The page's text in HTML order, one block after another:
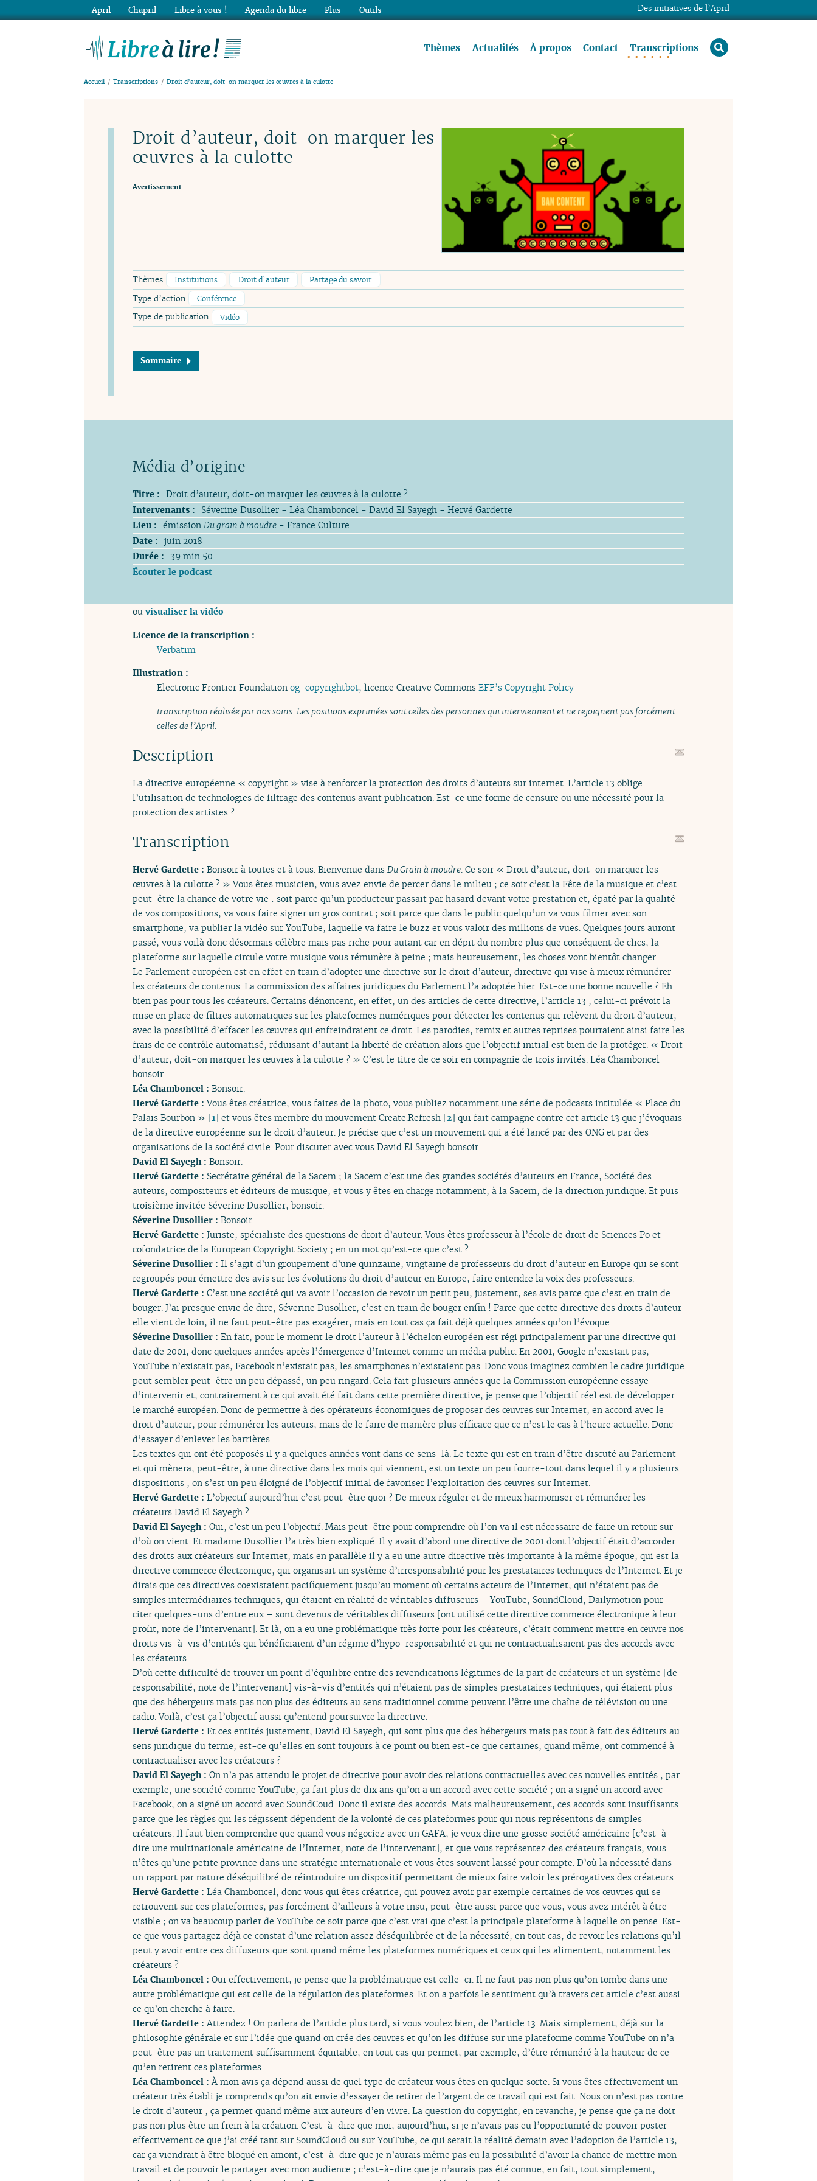
Thèmes Actualités À propos Contact Transcriptions rechercher
Accueil Transcriptions Droit d’auteur, doit-on marquer les œuvres à la culotte
Droit d’auteur, doit-on marquer les
œuvres à la culotte
Avertissement
Thèmes Institutions Droit d’auteur Partage du savoir
Type d’action Conférence
Type de publication Vidéo
Sommaire
Titre : Droit d’auteur, doit-on marquer les œuvres à la culotte ?
Intervenants :
Séverine Dusollier - Léa Chamboncel - David El Sayegh - Hervé Gardette
Lieu : émission Du grain à moudre - France Culture
Date : juin 2018
Durée :
39 min 50
Écouter le podcast
ouvisualiser la vidéo
Licence de la transcription :
Verbatim
Illustration :
Electronic Frontier Foundation og-copyrightbot, licence Creative Commons EFF’s Copyright Policy
transcription réalisée par nos soins. Les positions exprimées sont celles des personnes qui interviennent et ne rejoignent pas forcément
celles de l’April.
Description
La directive européenne « copyright » vise à renforcer la protection des droits d’auteurs sur internet. L’article 13 oblige
l’utilisation de technologies de filtrage des contenus avant publication. Est-ce une forme de censure ou une nécessité pour la
protection des artistes ?
Transcription
Hervé Gardette : Bonsoir à toutes et à tous. Bienvenue dans Du Grain à moudre. Ce soir « Droit d’auteur, doit-on marquer les
œuvres à la culotte ? » Vous êtes musicien, vous avez envie de percer dans le milieu ; ce soir c’est la Fête de la musique et c’est
peut-être la chance de votre vie : soit parce qu’un producteur passait par hasard devant votre prestation et, épaté par la qualité
de vos compositions, va vous faire signer un gros contrat ; soit parce que dans le public quelqu’un va vous filmer avec son
smartphone, va publier la vidéo sur YouTube, laquelle va faire le buzz et vous valoir des millions de vues. Quelques jours auront
passé, vous voilà donc désormais célèbre mais pas riche pour autant car en dépit du nombre plus que conséquent de clics, la
plateforme sur laquelle circule votre musique vous rémunère à peine ; mais heureusement, les choses vont bientôt changer.
Le Parlement européen est en effet en train d’adopter une directive sur le droit d’auteur, directive qui vise à mieux rémunérer
les créateurs de contenus. La commission des affaires juridiques du Parlement l’a adoptée hier. Est-ce une bonne nouvelle ? Eh
bien pas pour tous les créateurs. Certains dénoncent, en effet, un des articles de cette directive, l’article 13 ; celui-ci prévoit la
mise en place de filtres automatiques sur les plateformes numériques pour détecter les contenus qui relèvent du droit d’auteur,
avec la possibilité d’effacer les œuvres qui enfreindraient ce droit. Les parodies, remix et autres reprises pourraient ainsi faire les
frais de ce contrôle automatisé, réduisant d’autant la liberté de création alors que l’objectif initial est bien de la protéger. « Droit
d’auteur, doit-on marquer les œuvres à la culotte ? » C’est le titre de ce soir en compagnie de trois invités. Léa Chamboncel
bonsoir.
Léa Chamboncel : Bonsoir.
Hervé Gardette :Vous êtes créatrice, vous faites de la photo, vous publiez notamment une série de podcasts intitulée « Place du
Palais Bourbon » [1] et vous êtes membre du mouvement Create.Refresh [2] qui fait campagne contre cet article 13 que j’évoquais
de la directive européenne sur le droit d’auteur. Je précise que c’est un mouvement qui a été lancé par des ONG et par des
organisations de la société civile. Pour discuter avec vous David El Sayegh bonsoir.
David El Sayegh : Bonsoir.
Hervé Gardette : Secrétaire général de la Sacem ; la Sacem c’est une des grandes sociétés d’auteurs en France, Société des
auteurs, compositeurs et éditeurs de musique, et vous y êtes en charge notamment, à la Sacem, de la direction juridique. Et puis
troisième invitée Séverine Dusollier, bonsoir.
Séverine Dusollier : Bonsoir.
Hervé Gardette : Juriste, spécialiste des questions de droit d’auteur. Vous êtes professeur à l’école de droit de Sciences Po et
cofondatrice de la European Copyright Society ; en un mot qu’est-ce que c’est ?
Séverine Dusollier : Il s’agit d’un groupement d’une quinzaine, vingtaine de professeurs du droit d’auteur en Europe qui se sont
regroupés pour émettre des avis sur les évolutions du droit d’auteur en Europe, faire entendre la voix des professeurs.
Hervé Gardette : C’est une société qui va avoir l’occasion de revoir un petit peu, justement, ses avis parce que c’est en train de
bouger. J’ai presque envie de dire, Séverine Dusollier, c’est en train de bouger enfin ! Parce que cette directive des droits d’auteur
elle vient de loin, il ne faut peut-être pas exagérer, mais en tout cas ça fait déjà quelques années qu’on l’évoque.
Séverine Dusollier : En fait, pour le moment le droit l’auteur à l’échelon européen est régi principalement par une directive qui
date de 2001, donc quelques années après l’émergence d’Internet comme un média public. En 2001, Google n’existait pas,
YouTube n’existait pas, Facebook n’existait pas, les smartphones n’existaient pas. Donc vous imaginez combien le cadre juridique
peut sembler peut-être un peu dépassé, un peu ringard. Cela fait plusieurs années que la Commission européenne essaye
d’intervenir et, contrairement à ce qui avait été fait dans cette première directive, je pense que l’objectif réel est de développer
le marché européen. Donc de permettre à des opérateurs économiques de proposer des œuvres sur Internet, en accord avec le
droit d’auteur, pour rémunérer les auteurs, mais de le faire de manière plus efficace que ce n’est le cas à l’heure actuelle. Donc
d’essayer d’enlever les barrières.
Les textes qui ont été proposés il y a quelques années vont dans ce sens-là. Le texte qui est en train d’être discuté au Parlement
et qui mènera, peut-être, à une directive dans les mois qui viennent, est un texte un peu fourre-tout dans lequel il y a plusieurs
dispositions ; on s’est un peu éloigné de l’objectif initial de favoriser l’exploitation des œuvres sur Internet.
Hervé Gardette : L’objectif aujourd’hui c’est peut-être quoi ? De mieux réguler et de mieux harmoniser et rémunérer les
créateurs David El Sayegh ?
David El Sayegh : Oui, c’est un peu l’objectif. Mais peut-être pour comprendre où l’on va il est nécessaire de faire un retour sur
d’où on vient. Et madame Dusollier l’a très bien expliqué. Il y avait d’abord une directive de 2001 dont l’objectif était d’accorder
des droits aux créateurs sur Internet, mais en parallèle il y a eu une autre directive très importante à la même époque, qui est la
directive commerce électronique, qui organisait un système d’irresponsabilité pour les prestataires techniques de l’Internet. Et je
dirais que ces directives coexistaient pacifiquement jusqu’au moment où certains acteurs de l’Internet, qui n’étaient pas de
simples intermédiaires techniques, qui étaient en réalité de véritables diffuseurs – YouTube, SoundCloud, Dailymotion pour
citer quelques-uns d’entre eux – sont devenus de véritables diffuseurs [ont utilisé cette directive commerce électronique à leur
profit, note de l’intervenant]. Et là, on a eu une problématique très forte pour les créateurs, c’était comment mettre en œuvre nos
droits vis-à-vis d’entités qui bénéficiaient d’un régime d’hypo-responsabilité et qui ne contractualisaient pas des accords avec
les créateurs.
D’où cette difficulté de trouver un point d’équilibre entre des revendications légitimes de la part de créateurs et un système [de
responsabilité, note de l’intervenant] vis-à-vis d’entités qui n’étaient pas de simples prestataires techniques, qui étaient plus
que des hébergeurs mais pas non plus des éditeurs au sens traditionnel comme peuvent l’être une chaîne de télévision ou une
radio. Voilà, c’est ça l’objectif aussi qu’entend poursuivre la directive.
Hervé Gardette : Et ces entités justement, David El Sayegh, qui sont plus que des hébergeurs mais pas tout à fait des éditeurs au
sens juridique du terme, est-ce qu’elles en sont toujours à ce point ou bien est-ce que certaines, quand même, ont commencé à
contractualiser avec les créateurs ?
David El Sayegh : On n’a pas attendu le projet de directive pour avoir des relations contractuelles avec ces nouvelles entités ; par
exemple, une société comme YouTube, ça fait plus de dix ans qu’on a un accord avec cette société ; on a signé un accord avec
Facebook, on a signé un accord avec SoundCoud. Donc il existe des accords. Mais malheureusement, ces accords sont insuffisants
parce que les règles qui les régissent dépendent de la volonté de ces plateformes pour qui nous représentons de simples
créateurs. Il faut bien comprendre que quand vous négociez avec un GAFA, je veux dire une grosse société américaine [c’est-à-
dire une multinationale américaine de l’Internet, note de l’intervenant], et que vous représentez des créateurs français, vous
n’êtes qu’une petite province dans une stratégie internationale et vous êtes souvent laissé pour compte. D’où la nécessité dans
un rapport par nature déséquilibré de réintroduire un dispositif permettant de mieux faire valoir les prérogatives des créateurs.
Hervé Gardette : Léa Chamboncel, donc vous qui êtes créatrice, qui pouvez avoir par exemple certaines de vos œuvres qui se
retrouvent sur ces plateformes, pas forcément d’ailleurs à votre insu, peut-être aussi parce que vous, vous avez intérêt à être
visible ; on va beaucoup parler de YouTube ce soir parce que c’est vrai que c’est la principale plateforme à laquelle on pense. Est-
ce que vous partagez déjà ce constat d’une relation assez déséquilibrée et de la nécessité, en tout cas, de revoir les relations qu’il
peut y avoir entre ces diffuseurs que sont quand même les plateformes numériques et ceux qui les alimentent, notamment les
créateurs ?
Léa Chamboncel : Oui effectivement, je pense que la problématique est celle-ci. Il ne faut pas non plus qu’on tombe dans une
autre problématique qui est celle de la régulation des plateformes. Et on a parfois le sentiment qu’à travers cet article c’est aussi
ce qu’on cherche à faire.
Hervé Gardette :Attendez ! On parlera de l’article plus tard, si vous voulez bien, de l’article 13. Mais simplement, déjà sur la
philosophie générale et sur l’idée que quand on crée des œuvres et qu’on les diffuse sur une plateforme comme YouTube on n’a
peut-être pas un traitement suffisamment équitable, en tout cas qui permet, par exemple, d’être rémunéré à la hauteur de ce
qu’en retirent ces plateformes.
Léa Chamboncel :À mon avis ça dépend aussi de quel type de créateur vous êtes en quelque sorte. Si vous êtes effectivement un
créateur très établi je comprends qu’on ait envie d’essayer de retirer de l’argent de ce travail qui est fait. Nous on n’est pas contre
le droit d’auteur ; ça permet quand même aux auteurs d’en vivre. La question du copyright, en revanche, je pense que ça ne doit
pas non plus être un frein à la création. C’est-à-dire que moi, aujourd’hui, si je n’avais pas eu l’opportunité de pouvoir poster
effectivement ce que j’ai créé tant sur SoundCloud ou sur YouTube, ce qui serait la réalité demain avec l’adoption de l’article 13,
car ça viendrait à être bloqué en amont, c’est-à-dire que je n’aurais même pas eu la possibilité d’avoir la chance de mettre mon
travail et de pouvoir le partager avec mon audience ; c’est-à-dire que je n’aurais pas été connue, en fait, tout simplement,
Des initiatives de l’April
April Chapril Libre à vous ! Agenda du libre Plus Outils